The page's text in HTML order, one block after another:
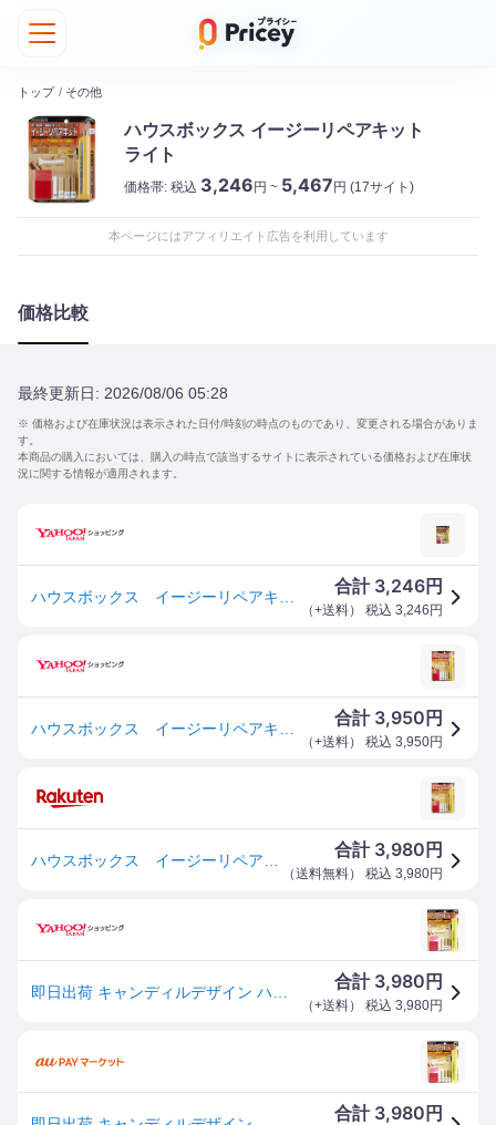
トップ / その他
ハウスボックス イージーリペアキット
ライト
価格帯: 税込 3,246円 ~ 5,467円 (17サイト)
本ページにはアフィリエイト広告を利用しています
価格比較
最終更新日: 2026/08/06 05:28
※ 価格および在庫状況は表示された日付/時刻の時点のものであり、変更される場合がありま
す。
本商品の購入においては、購入の時点で該当するサイトに表示されている価格および在庫状
況に関する情報が適用されます。
合計 3,246円
（+送料） 税込 3,246 円
合計 3,950 円
（+送料） 税込 3,950円
合計 3,980 円
（送料無料） 税込 3,980円
合計 3,980 円
（+送料） 税込 3,980円
合計 3,980 円